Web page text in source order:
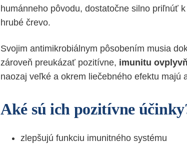
humánneho pôvodu, dostatočne silno priľnúť
hrubé črevo.
Svojim antimikrobiálnym pôsobením musia
zároveň preukázať pozitívne, imunitu
naozaj veľké a okrem liečebného efektu majú
Aké sú ich pozitívne
zlepšujú funkciu imunitného systému